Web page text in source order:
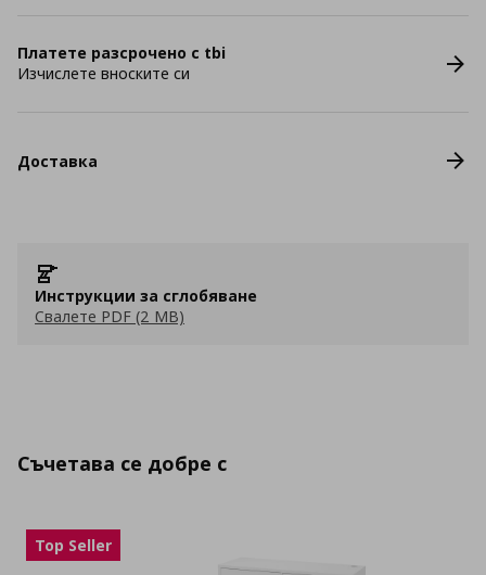
Платете разсрочено с tbi
Изчислете вноските си
Доставка
Инструкции за сглобяване
Свалете PDF (2 MB)
Съчетава се добре с
Top Seller